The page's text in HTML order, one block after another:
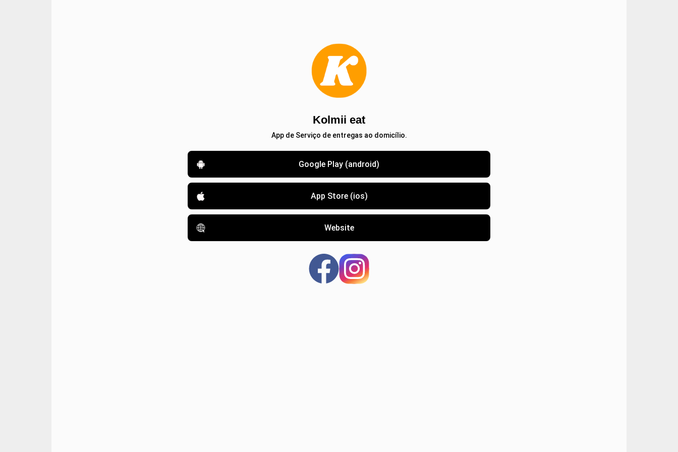
Kolmii eat
App de Serviço de entregas ao domicílio.
Google Play (android)
App Store (ios)
Website